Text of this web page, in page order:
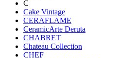
C
Cake Vintage
CERAFLAME
CeramicArte Deruta
CHABRET
Chateau Collection
CHEF